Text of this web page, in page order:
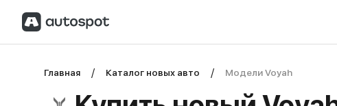
Главная Каталог новых авто Модели Voyah